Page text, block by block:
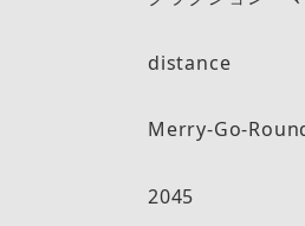
distance
Merry-Go-
2045